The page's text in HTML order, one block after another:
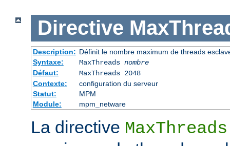
Directive
Description: Définit le nombre maximum de threads
Syntaxe:
MaxThreads nombre
Défaut:
MaxThreads 2048
Contexte:
configuration du serveur
Statut:
MPM
Module:
mpm_netware
La directive MaxThreads